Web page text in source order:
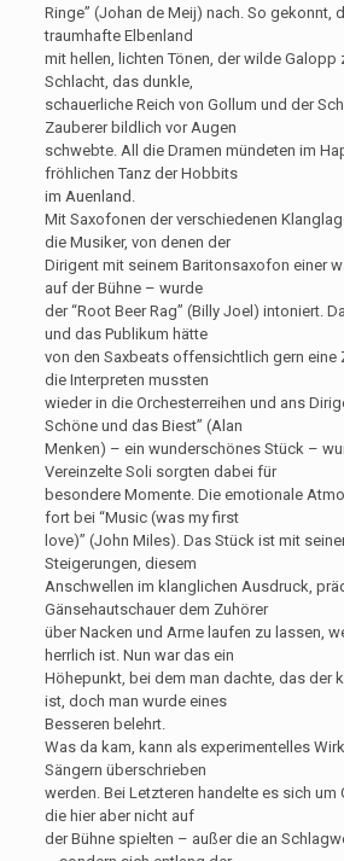
Ringe” (Johan de Meij) nach. So gekonnt,
traumhafte Elbenland
mit hellen, lichten Tönen, der wilde Galopp
Schlacht, das dunkle,
schauerliche Reich von Gollum und der
Zauberer bildlich vor Augen
schwebte. All die Dramen mündeten im
fröhlichen Tanz der Hobbits
im Auenland.
Mit Saxofonen der verschiedenen
die Musiker, von denen der
Dirigent mit seinem Baritonsaxofon einer
auf der Bühne – wurde
der “Root Beer Rag” (Billy Joel) intoniert.
und das Publikum hätte
von den Saxbeats offensichtlich gern eine
die Interpreten mussten
wieder in die Orchesterreihen und ans
Schöne und das Biest” (Alan
Menken) – ein wunderschönes Stück –
Vereinzelte Soli sorgten dabei für
besondere Momente. Die emotionale
fort bei “Music (was my first
love)” (John Miles). Das Stück ist mit
Steigerungen, diesem
Anschwellen im klanglichen Ausdruck,
Gänsehautschauer dem Zuhörer
über Nacken und Arme laufen zu lassen,
herrlich ist. Nun war das ein
Höhepunkt, bei dem man dachte, das der
ist, doch man wurde eines
Besseren belehrt.
Was da kam, kann als experimentelles
Sängern überschrieben
werden. Bei Letzteren handelte es sich um
die hier aber nicht auf
der Bühne spielten – außer die an